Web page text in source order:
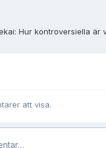
att visa.